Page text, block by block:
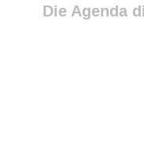
Die Agenda